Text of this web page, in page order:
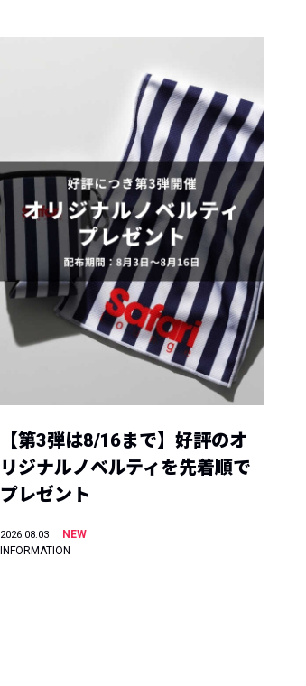
【第3弾は8/16まで】好評のオ
リジナルノベルティを先着順で
プレゼント
2026.08.03
NEW
INFORMATION